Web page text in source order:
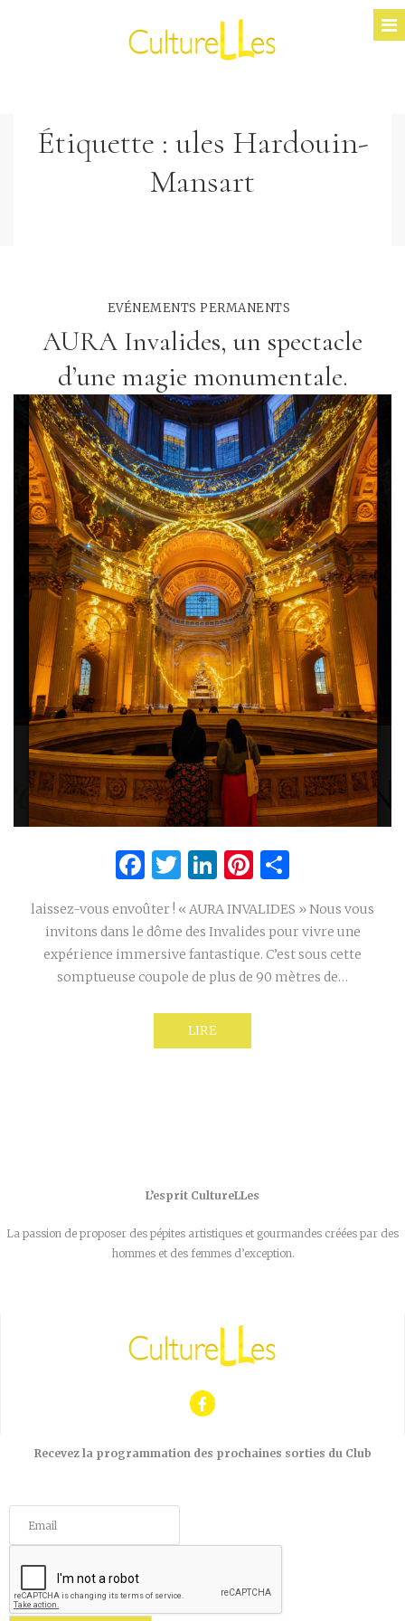
Étiquette : ules Hardouin-
Mansart
EVÉNEMENTS PERMANENTS
AURA Invalides, un spectacle
d’une magie monumentale.
Facebook
Twitter
LinkedIn
Pinterest
laissez-vous envoûter ! « AURA INVALIDES » Nous vous
invitons dans le dôme des Invalides pour vivre une
expérience immersive fantastique. C’est sous cette
somptueuse coupole de plus de 90 mètres de…
LIRE
L’esprit CultureLLes
La passion de proposer des pépites artistiques et gourmandes créées par des
hommes et des femmes d’exception.
Recevez la programmation des prochaines sorties du Club